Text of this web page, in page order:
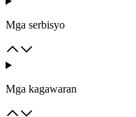
Mga serbisyo
Mga kagawaran